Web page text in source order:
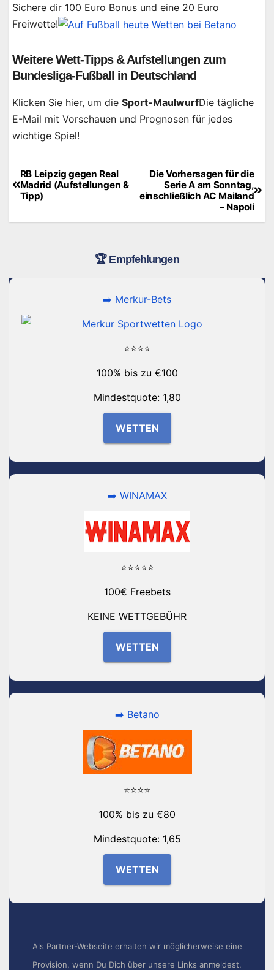
Sichere dir 100 Euro Bonus und eine 20 Euro
Freiwette!
Weitere Wett-Tipps & Aufstellungen zum
Bundesliga-Fußball in Deutschland
Klicken Sie hier, um die Sport-MaulwurfDie tägliche
E-Mail mit Vorschauen und Prognosen für jedes
wichtige Spiel!
Beitragsnavigation
Die Vorhersagen für die
Serie A am Sonntag,
einschließlich AC Mailand
– Napoli
RB Leipzig gegen Real
Madrid (Aufstellungen &
Tipp)
🏆 Empfehlungen
➡️ Merkur-Bets
⭐⭐⭐⭐
100% bis zu €100
Mindestquote: 1,80
WETTEN
➡️ WINAMAX
⭐⭐⭐⭐⭐
100€ Freebets
KEINE WETTGEBÜHR
WETTEN
➡️ Betano
⭐⭐⭐⭐
100% bis zu €80
Mindestquote: 1,65
WETTEN
Als Partner-Webseite erhalten wir möglicherweise eine
Provision, wenn Du Dich über unsere Links anmeldest.